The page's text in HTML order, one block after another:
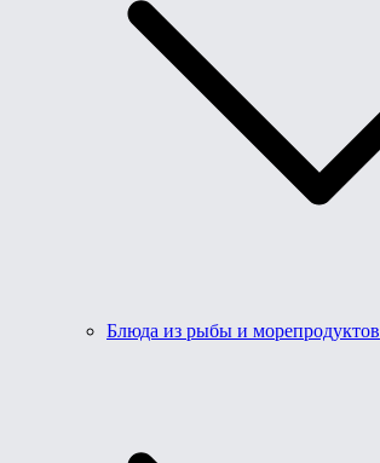
Блюда из рыбы и морепродуктов